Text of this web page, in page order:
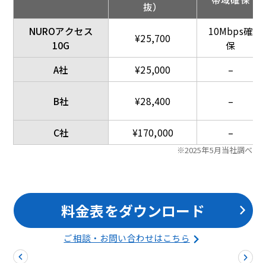
抜）
NUROアクセス
10G
¥25,700
10Mbps確
保
A社
¥25,000 –
B社 ¥28,400 –
C社 ¥170,000 –
※2025年5月当社調べ
料金表をダウンロード
ご相談・お問い合わせはこちら